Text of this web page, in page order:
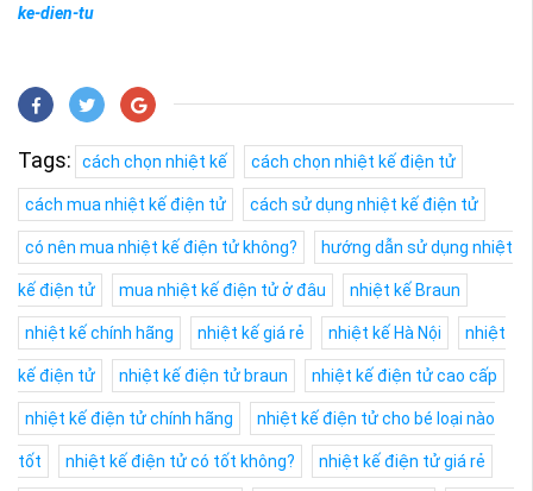
ke-dien-tu
Tags: cách chọn nhiệt kế cách chọn nhiệt kế điện tử
cách mua nhiệt kế điện tử cách sử dụng nhiệt kế điện tử
có nên mua nhiệt kế điện tử không? hướng dẫn sử dụng nhiệt
kế điện tử mua nhiệt kế điện tử ở đâu nhiệt kế Braun
nhiệt kế chính hãng nhiệt kế giá rẻ nhiệt kế Hà Nội nhiệt
kế điện tử nhiệt kế điện tử braun nhiệt kế điện tử cao cấp
nhiệt kế điện tử chính hãng nhiệt kế điện tử cho bé loại nào
tốt nhiệt kế điện tử có tốt không? nhiệt kế điện tử giá rẻ